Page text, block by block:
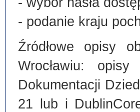
- podanie kraju
Źródłowe opisy
Wrocławiu:
Dokumentacji
21 lub i